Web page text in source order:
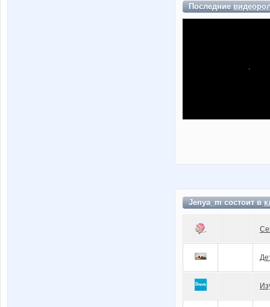
Последние
Jenya_m состоит в